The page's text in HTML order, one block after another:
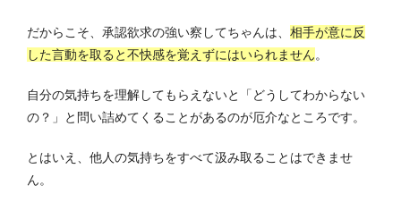
だからこそ、承認欲求の強い察してちゃんは、 相手が意に反
した言動を取ると不快感を覚えずにはいられません。
自分の気持ちを理解してもらえないと「どうしてわからない
の？」と問い詰めてくることがあるのが厄介なところです。
とはいえ、他人の気持ちをすべて汲み取ることはできませ
ん。